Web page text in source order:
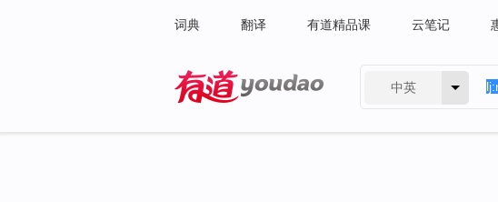
词典 翻译 有道精品课 云笔记
中英